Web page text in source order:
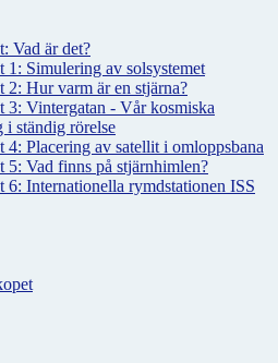
Vad är det?
1: Simulering av solsystemet
2: Hur varm är en stjärna?
3: Vintergatan - Vår kosmiska
i ständig rörelse
4: Placering av satellit i omloppsbana
5: Vad finns på stjärnhimlen?
6: Internationella rymdstationen ISS